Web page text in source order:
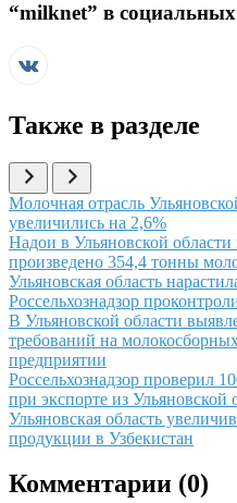
“milknet” в социальных
Также в разделе
Иллюстрация новости
Молочная отрасль
увеличились на 2,6%
Иллюстрация новости
Надои в Ульяновской
произведено 354,4 тонны
Иллюстрация новости
Ульяновская область
Россельхознадзор
Иллюстрация новости
В Ульяновской области
требований на
предприятии
Иллюстрация новости
Россельхознадзор проверил
при экспорте из Ульяновской
Иллюстрация новости
Ульяновская область
продукции в Узбекистан
Комментарии (0)